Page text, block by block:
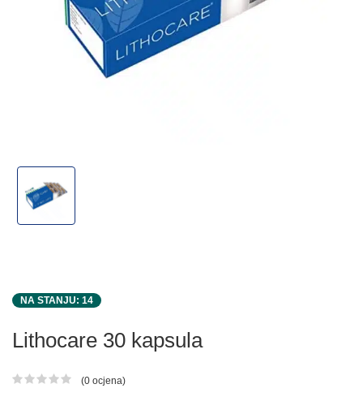
NA STANJU: 14
Lithocare 30 kapsula
Ocjena proizvoda
(0 ocjena)